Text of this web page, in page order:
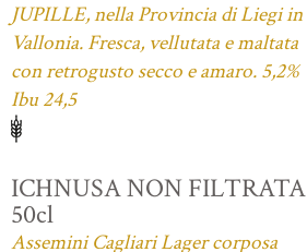
JUPILLE, nella Provincia di Liegi in
Vallonia. Fresca, vellutata e maltata
con retrogusto secco e amaro. 5,2%
Ibu 24,5
ICHNUSA NON FILTRATA
50cl
Assemini Cagliari Lager corposa